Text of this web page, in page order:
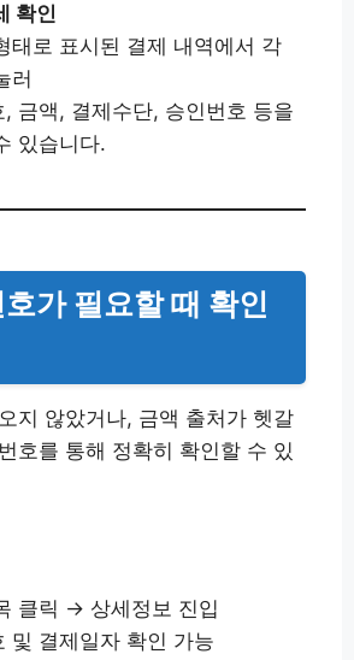
확인
태로 표시된 결제 내역에서 각
러
, 금액, 결제수단, 승인번호 등을
있습니다.
가 필요할 때 확인
지 않았거나, 금액 출처가 헷갈
호를 통해 정확히 확인할 수 있
클릭 → 상세정보 진입
및 결제일자 확인 가능